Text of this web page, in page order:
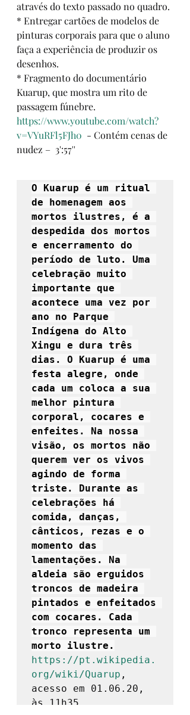
através do texto passado no quadro.
* Entregar cartões de modelos de
pinturas corporais para que o aluno
faça a experiência de produzir os
desenhos.
* Fragmento do documentário
Kuarup, que mostra um rito de
passagem fúnebre.
https://www.youtube.com/watch?
v=VYuRFl5FJh0
  - Contém cenas de
nudez –  3':57''
O Kuarup é um ritual
de homenagem aos
mortos ilustres, é a
despedida dos mortos
e encerramento do
período de luto. Uma
celebração muito
importante que
acontece uma vez por
ano no Parque
Indígena do Alto
Xingu e dura três
dias. O Kuarup é uma
festa alegre, onde
cada um coloca a sua
melhor pintura
corporal, cocares e
enfeites. Na nossa
visão, os mortos não
querem ver os vivos
agindo de forma
triste. Durante as
celebrações há
comida, danças,
cânticos, rezas e o
momento das
lamentações. Na
aldeia são erguidos
troncos de madeira
pintados e enfeitados
com cocares. Cada
tronco representa um
morto ilustre.
https://pt.wikipedia.
org/wiki/Quarup ,
acesso em 01.06.20,
às 11h35